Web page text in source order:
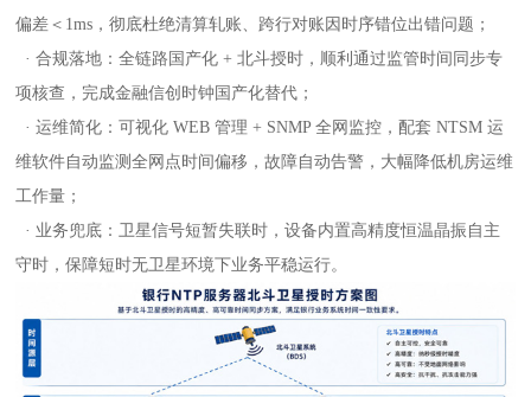
偏差＜1ms，彻底杜绝清算轧账、跨行对账因时序错位出错问题；
· 合规落地：全链路国产化 + 北斗授时，顺利通过监管时间同步专
项核查，完成金融信创时钟国产化替代；
· 运维简化：可视化 WEB 管理 + SNMP 全网监控，配套 NTSM 运
维软件自动监测全网点时间偏移，故障自动告警，大幅降低机房运维
工作量；
· 业务兜底：卫星信号短暂失联时，设备内置高精度恒温晶振自主
守时，保障短时无卫星环境下业务平稳运行。